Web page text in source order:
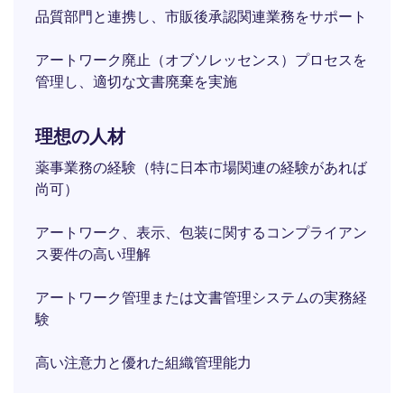
品質部門と連携し、市販後承認関連業務をサポート
アートワーク廃止（オブソレッセンス）プロセスを
管理し、適切な文書廃棄を実施
理想の人材
薬事業務の経験（特に日本市場関連の経験があれば
尚可）
アートワーク、表示、包装に関するコンプライアン
ス要件の高い理解
アートワーク管理または文書管理システムの実務経
験
高い注意力と優れた組織管理能力